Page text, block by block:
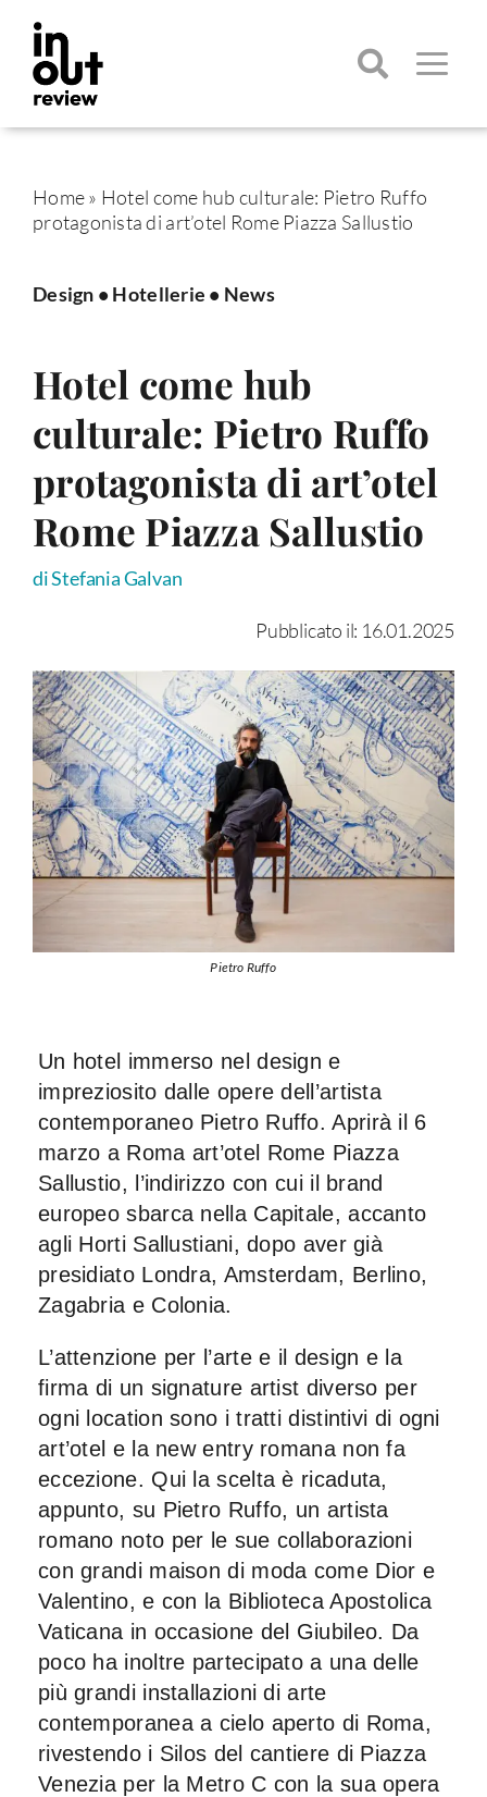
contenuto
Toggle
per:
Home» Hotel come hub culturale: Pietro Ruffo
protagonista di art’otel Rome Piazza Sallustio
Design • Hotellerie • News
Hotel come hub
culturale: Pietro Ruffo
protagonista di art’otel
Rome Piazza Sallustio
di Stefania Galvan
Pubblicato il: 16.01.2025
Pietro Ruffo
Un hotel immerso nel design e
impreziosito dalle opere dell’artista
contemporaneo Pietro Ruffo. Aprirà il 6
marzo a Roma art’otel Rome Piazza
Sallustio, l’indirizzo con cui il brand
europeo sbarca nella Capitale, accanto
agli Horti Sallustiani, dopo aver già
presidiato Londra, Amsterdam, Berlino,
Zagabria e Colonia.
L’attenzione per l’arte e il design e la
firma di un signature artist diverso per
ogni location sono i tratti distintivi di ogni
art’otel e la new entry romana non fa
eccezione. Qui la scelta è ricaduta,
appunto, su Pietro Ruffo, un artista
romano noto per le sue collaborazioni
con grandi maison di moda come Dior e
Valentino, e con la Biblioteca Apostolica
Vaticana in occasione del Giubileo. Da
poco ha inoltre partecipato a una delle
più grandi installazioni di arte
contemporanea a cielo aperto di Roma,
rivestendo i Silos del cantiere di Piazza
Venezia per la Metro C con la sua opera